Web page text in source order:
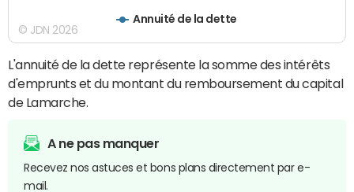
Annuité de la dette
© JDN 2026
L'annuité de la dette représente la somme des intérêts
d'emprunts et du montant du remboursement du capital
de Lamarche.
A ne pas manquer
Recevez nos astuces et bons plans directement par e-
mail.